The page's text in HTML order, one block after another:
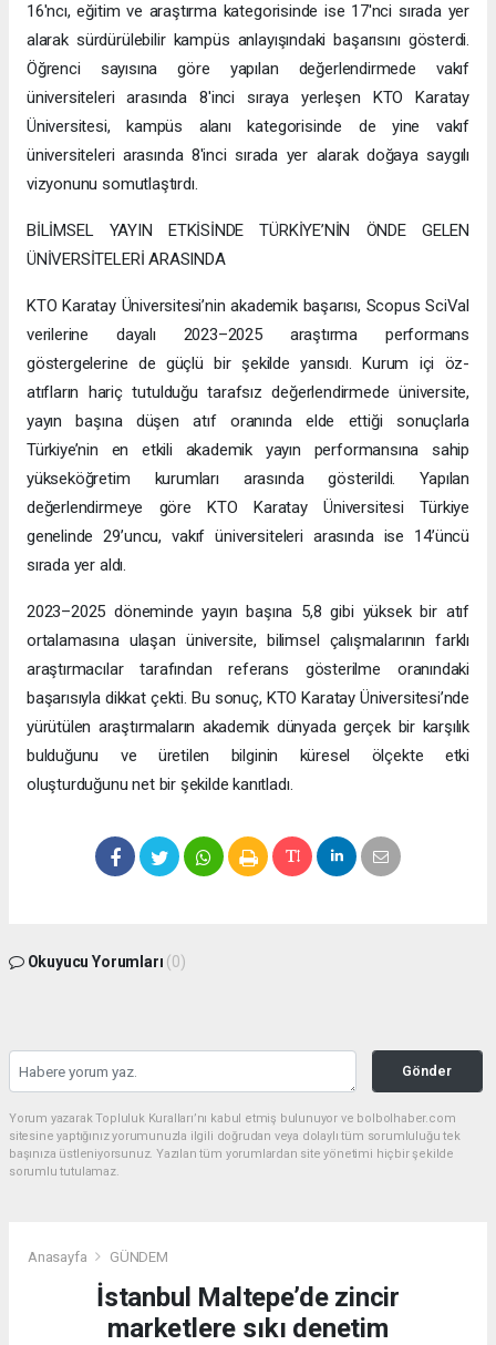
16'ncı, eğitim ve araştırma kategorisinde ise 17'nci sırada yer
alarak sürdürülebilir kampüs anlayışındaki başarısını gösterdi.
Öğrenci sayısına göre yapılan değerlendirmede vakıf
üniversiteleri arasında 8'inci sıraya yerleşen KTO Karatay
Üniversitesi, kampüs alanı kategorisinde de yine vakıf
üniversiteleri arasında 8'inci sırada yer alarak doğaya saygılı
vizyonunu somutlaştırdı.
BİLİMSEL YAYIN ETKİSİNDE TÜRKİYE’NİN ÖNDE GELEN
ÜNİVERSİTELERİ ARASINDA
KTO Karatay Üniversitesi’nin akademik başarısı, Scopus SciVal
verilerine dayalı 2023–2025 araştırma performans
göstergelerine de güçlü bir şekilde yansıdı. Kurum içi öz-
atıfların hariç tutulduğu tarafsız değerlendirmede üniversite,
yayın başına düşen atıf oranında elde ettiği sonuçlarla
Türkiye’nin en etkili akademik yayın performansına sahip
yükseköğretim kurumları arasında gösterildi. Yapılan
değerlendirmeye göre KTO Karatay Üniversitesi Türkiye
genelinde 29’uncu, vakıf üniversiteleri arasında ise 14’üncü
sırada yer aldı.
2023–2025 döneminde yayın başına 5,8 gibi yüksek bir atıf
ortalamasına ulaşan üniversite, bilimsel çalışmalarının farklı
araştırmacılar tarafından referans gösterilme oranındaki
başarısıyla dikkat çekti. Bu sonuç, KTO Karatay Üniversitesi’nde
yürütülen araştırmaların akademik dünyada gerçek bir karşılık
bulduğunu ve üretilen bilginin küresel ölçekte etki
oluşturduğunu net bir şekilde kanıtladı.
Okuyucu Yorumları (0)
Gönder
Yorum yazarak Topluluk Kuralları’nı kabul etmiş bulunuyor ve bolbolhaber.com
sitesine yaptığınız yorumunuzla ilgili doğrudan veya dolaylı tüm sorumluluğu tek
başınıza üstleniyorsunuz. Yazılan tüm yorumlardan site yönetimi hiçbir şekilde
sorumlu tutulamaz.
Anasayfa GÜNDEM
İstanbul Maltepe’de zincir
marketlere sıkı denetim